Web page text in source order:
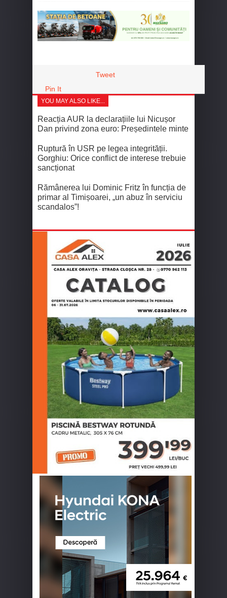
Tweet
Pin It
YOU MAY ALSO LIKE...
Reacția AUR la declarațiile lui Nicușor
Dan privind zona euro: Președintele minte
Ruptură în USR pe legea integrității.
Gorghiu: Orice conflict de interese trebuie
sancționat
Rămânerea lui Dominic Fritz în funcția de
primar al Timișoarei, „un abuz în serviciu
scandalos”!